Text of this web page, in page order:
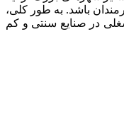
باشد. به طور کلی،
در صنایع سنتی و کم